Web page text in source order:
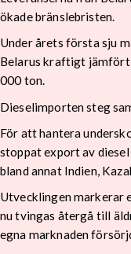
ökade bränslebristen.
Under årets första sju
Belarus kraftigt jämfört
000 ton.
Dieselimporten steg
För att hantera
stoppat export av
bland annat Indien,
Utvecklingen markerar
nu tvingas återgå till
egna marknaden